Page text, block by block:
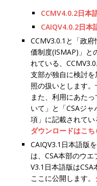
CCMV4.0.2日本
CAIQV4.0.2日本
CCMV3.0.1と「政
価制度(ISMAP)」と
れている、
支部が独自に検討
照の扱いとします。
また、利用にあた
いて」と「CSAジ
項」に記載されてい
ダウンロードはこち
CAIQV3.1日本語版
は、CSA本部のウエ
V3.1日本語版は
ここに公開します。